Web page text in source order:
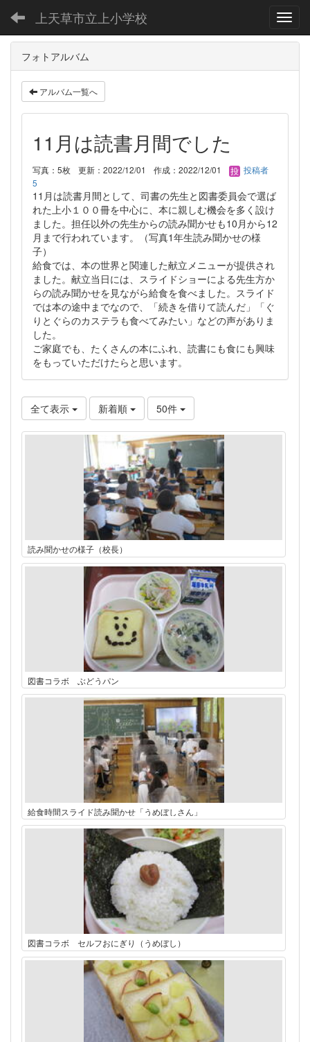
上天草市立上小学校
フォトアルバム
アルバム一覧へ
11月は読書月間でした
写真：5枚 更新：2022/12/01 作成：2022/12/01
投稿者
5
11月は読書月間として、司書の先生と図書委員会で選ば
れた上小１００冊を中心に、本に親しむ機会を多く設け
ました。担任以外の先生からの読み聞かせも10月から12
月まで行われています。（写真1年生読み聞かせの様
子）
給食では、本の世界と関連した献立メニューが提供され
ました。献立当日には、スライドショーによる先生方か
らの読み聞かせを見ながら給食を食べました。スライド
では本の途中までなので、「続きを借りて読んだ」「ぐ
りとぐらのカステラも食べてみたい」などの声がありま
した。
ご家庭でも、たくさんの本にふれ、読書にも食にも興味
をもっていただけたらと思います。
全て表示 新着順 50件
読み聞かせの様子（校長）
図書コラボ ぶどうパン
給食時間スライド読み聞かせ「うめぼしさん」
図書コラボ セルフおにぎり（うめぼし）